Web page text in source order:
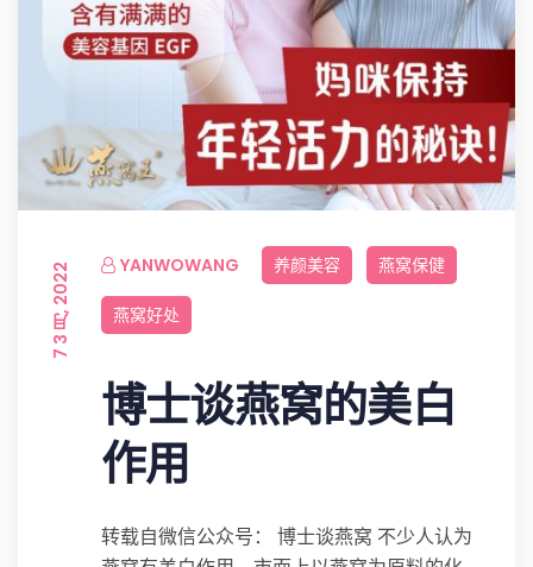
YANWOWANG
7 3 月, 2022 养颜美容 燕窝保健
燕窝好处
博士谈燕窝的美白
作用
转载自微信公众号： 博士谈燕窝 不少人认为